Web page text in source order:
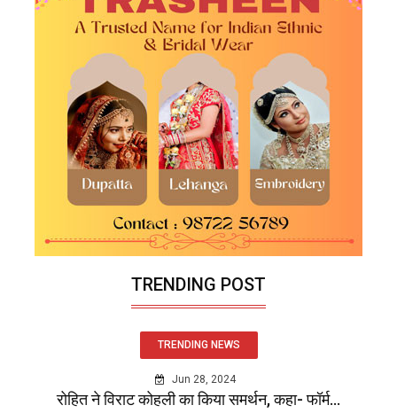
TRENDING POST
TRENDING NEWS
Jun 28, 2024
रोहित ने विराट कोहली का किया समर्थन, कहा- फॉर्म...